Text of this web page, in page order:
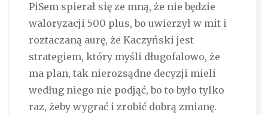
PiSem spierał się ze mną, że nie będzie
waloryzacji 500 plus, bo uwierzył w mit i
roztaczaną aurę, że Kaczyński jest
strategiem, który myśli długofalowo, że
ma plan, tak nierozsądne decyzji mieli
według niego nie podjąć, bo to było tylko
raz, żeby wygrać i zrobić dobrą zmianę.